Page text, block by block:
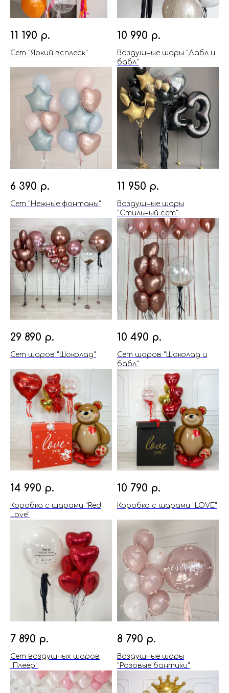
11 190 р.
Сет "Яркий всплеск"
10 990 р.
Воздушные шары "Дабл и
бабл"
6 390 р.
Сет "Нежные фонтаны"
11 950 р.
Воздушные шары
"Стильный сет"
29 890 р.
Сет шаров "Шоколад"
10 490 р.
Сет шаров "Шоколад и
бабл"
14 990 р.
Коробка с шарами "Red
Love"
10 790 р.
Коробка с шарами "LOVE"
7 890 р.
Сет воздушных шаров
"Плеер"
8 790 р.
Воздушные шары
"Розовые бантики"